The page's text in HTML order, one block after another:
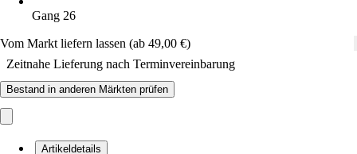
Gang 26
Vom Markt liefern lassen (ab 49,00 €)
Zeitnahe Lieferung nach Terminvereinbarung
Bestand in anderen Märkten prüfen
Artikeldetails